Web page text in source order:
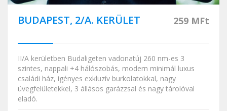
BUDAPEST, 2/A. KERÜLET 259 MFt
II/A kerületben Budaligeten vadonatúj 260 nm-es 3
szintes, nappali +4 hálószobás, modern minimál luxus
családi ház, igényes exkluzív burkolatokkal, nagy
üvegfelületekkel, 3 állásos garázzsal és nagy tárolóval
eladó.